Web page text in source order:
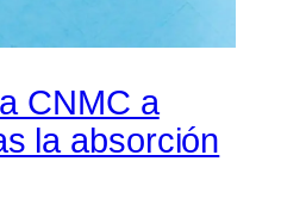
CNMC a
la absorción